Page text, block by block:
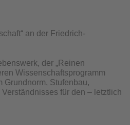
an der Friedrich-
der „Reinen
Wissenschaftsprogramm
Grundnorm, Stufenbau,
für den – letztlich